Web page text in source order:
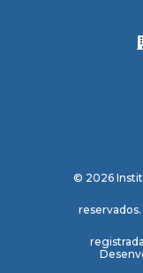
© 2026